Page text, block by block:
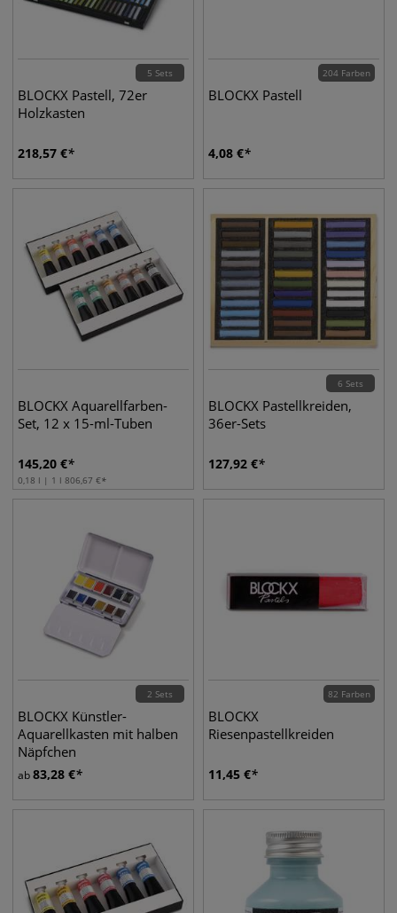
5 Sets
BLOCKX Pastell, 72er
Holzkasten
218,57 €
204 Farben
BLOCKX Pastell
4,08 €
BLOCKX Aquarellfarben-
Set, 12 x 15-ml-Tuben
145,20 €
0,18 l | 1 l 806,67 €
6 Sets
BLOCKX Pastellkreiden,
36er-Sets
127,92 €
2 Sets
BLOCKX Künstler-
Aquarellkasten mit halben
Näpfchen
ab83,28 €
82 Farben
BLOCKX
Riesenpastellkreiden
11,45 €